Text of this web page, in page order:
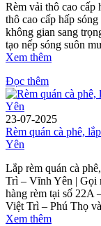
Rèm vải thô cao
thô cao cấp hấp
không gian sang
tạo nếp sóng suôn
Xem thêm
Đọc thêm
23-07-2025
Rèm quán cà phê,
Yên
Lắp rèm quán cà
Trì – Vĩnh Yên | Gọi
hàng rèm tại số
Việt Trì – Phú Thọ
Xem thêm